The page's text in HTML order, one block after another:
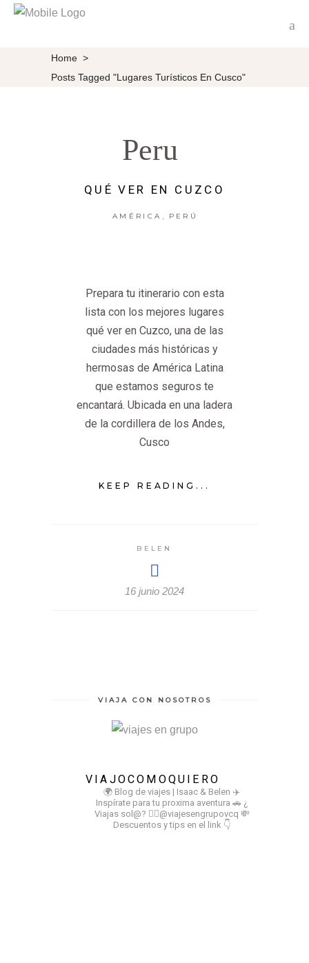
Home >
Posts Tagged "Lugares Turísticos En Cusco"
Peru
QUÉ VER EN CUZCO
AMÉRICA PERÚ
Prepara tu itinerario con esta
lista con los mejores lugares
qué ver en Cuzco, una de las
ciudades más históricas y
hermosas de América Latina
que estamos seguros te
encantará. Ubicada en una ladera
de la cordillera de los Andes,
Cusco
KEEP READING...
BELEN
16 junio 2024
VIAJA CON NOSOTROS
VIAJOCOMOQUIERO
🌍 Blog de viajes | Isaac & Belen ✈️
Inspírate para tu proxima aventura 🚗 ¿
Viajas sol@? 👉🏻@viajesengrupovcq 💸
Descuentos y tips en el link 👇